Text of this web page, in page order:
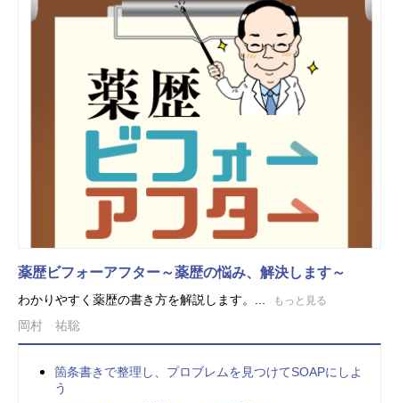
薬歴ビフォーアフター～薬歴の悩み、解決します～
わかりやすく薬歴の書き方を解説します。... もっと見る
岡村 祐聡
箇条書きで整理し、プロブレムを見つけてSOAPにしよ
う